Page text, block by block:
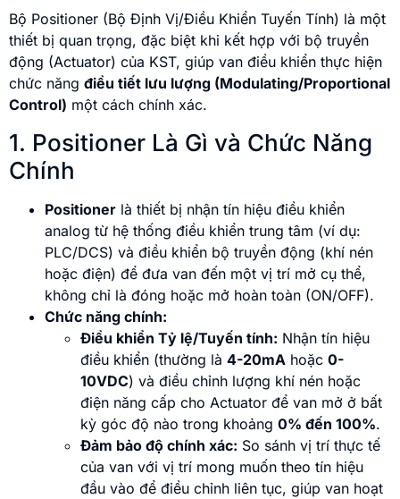
Bộ Positioner (Bộ Định Vị/Điều Khiển Tuyến Tính) là một
thiết bị quan trọng, đặc biệt khi kết hợp với bộ truyền
động (Actuator) của KST, giúp van điều khiển thực hiện
chức năng điều tiết lưu lượng (Modulating/Proportional
Control) một cách chính xác.
1. Positioner Là Gì và Chức Năng
Chính
Positioner là thiết bị nhận tín hiệu điều khiển
analog từ hệ thống điều khiển trung tâm (ví dụ:
PLC/DCS) và điều khiển bộ truyền động (khí nén
hoặc điện) để đưa van đến một vị trí mở cụ thể,
không chỉ là đóng hoặc mở hoàn toàn (ON/OFF).
Chức năng chính:
Điều khiển Tỷ lệ/Tuyến tính: Nhận tín hiệu
điều khiển (thường là 4-20mA hoặc 0-
10VDC) và điều chỉnh lượng khí nén hoặc
điện năng cấp cho Actuator để van mở ở bất
kỳ góc độ nào trong khoảng 0% đến 100%.
Đảm bảo độ chính xác: So sánh vị trí thực tế
của van với vị trí mong muốn theo tín hiệu
đầu vào để điều chỉnh liên tục, giúp van hoạt